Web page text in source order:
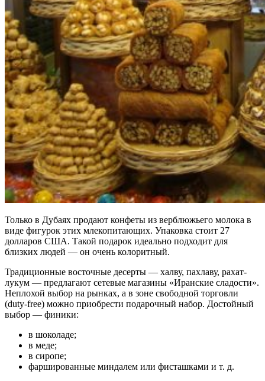
Только в Дубаях продают конфеты из верблюжьего молока в
виде фигурок этих млекопитающих. Упаковка стоит 27
долларов США. Такой подарок идеально подходит для
близких людей — он очень колоритный.
Традиционные восточные десерты — халву, пахлаву, рахат-
лукум — предлагают сетевые магазины «Иранские сладости».
Неплохой выбор на рынках, а в зоне свободной торговли
(duty-free) можно приобрести подарочный набор. Достойный
выбор — финики:
в шоколаде;
в меде;
в сиропе;
фаршированные миндалем или фисташками и т. д.